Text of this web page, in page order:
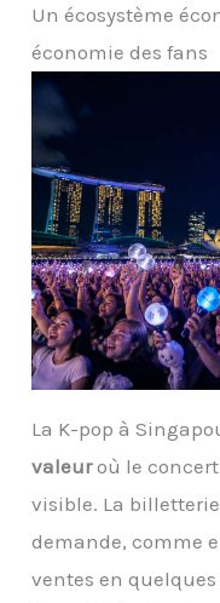
Un écosystème
économie des fans
La K-pop à
valeuroù le concert
visible. La
demande, comme
ventes en